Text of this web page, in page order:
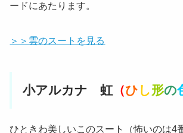
ードにあたります。
＞＞雲のスートを見る
小アルカナ 虹（ひ し形の
ひときわ美しいこのスート（怖いのは4